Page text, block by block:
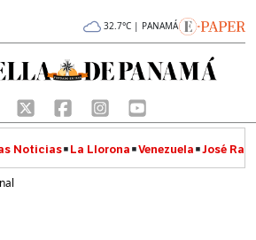
32.7°C | PANAMÁ
Noticias La Llorona Venezuela José